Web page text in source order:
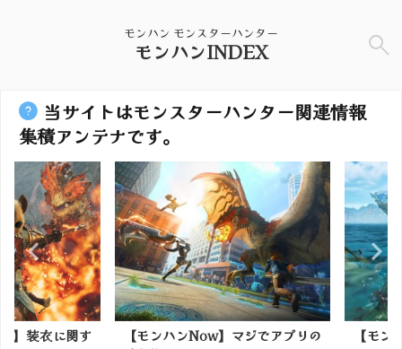
モンハン モンスターハンター
モンハンINDEX
当サイトはモンスターハンター関連情報
集積アンテナです。
衣に関す
【モンハンNow】マジでアプリの
【モンハ